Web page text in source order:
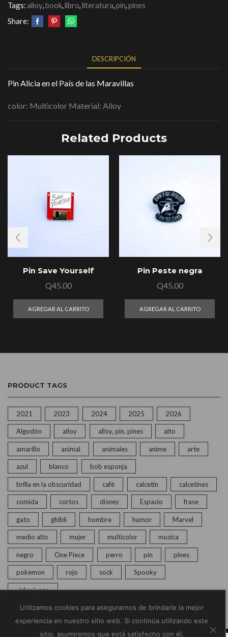
Tags:alloy,book,libro,literatura,pin,pines
Share:
DESCRIPCIÓN
Pin Alicia en el País de las Maravillas
color: Multicolor Material: Alloy
Related Products
Pin Save Yourself
Q45.00
AGREGAR AL CARRITO
Pin Peste negra
Q45.00
AGREGAR AL CARRITO
PRODUCT TAGS
2021 2023 2024 2025 2026
Algodón alloy alloy, pin, pines alto
amarillo animal animales anime arte
azul blanco bob esponja
brilla en la obscuridad café calcetin calcetines
comida cortos disney Espacio frase
gato ghibli hombre humor Marvel
medio alto mujer multicolor musica
negro One Piece perro pin pines
pokemon rojo sock Spooky
videojuego
Utilizamos cookies para asegurarnos de brindarle la mejor
experiencia en nuestro sitio web. Si continúa utilizando este
sitio, asumiremos que está satisfecho con él.